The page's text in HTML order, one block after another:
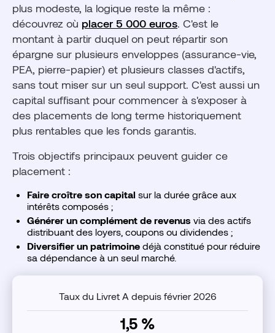
plus modeste, la logique reste la même :
découvrez où placer 5 000 euros. C'est le
montant à partir duquel on peut répartir son
épargne sur plusieurs enveloppes (assurance-vie,
PEA, pierre-papier) et plusieurs classes d'actifs,
sans tout miser sur un seul support. C'est aussi un
capital suffisant pour commencer à s'exposer à
des placements de long terme historiquement
plus rentables que les fonds garantis.
Trois objectifs principaux peuvent guider ce
placement :
Faire croître son capital sur la durée grâce aux
intérêts composés ;
Générer un complément de revenus via des actifs
distribuant des loyers, coupons ou dividendes ;
Diversifier un patrimoine déjà constitué pour réduire
sa dépendance à un seul marché.
Taux du Livret A depuis février 2026
1,5 %